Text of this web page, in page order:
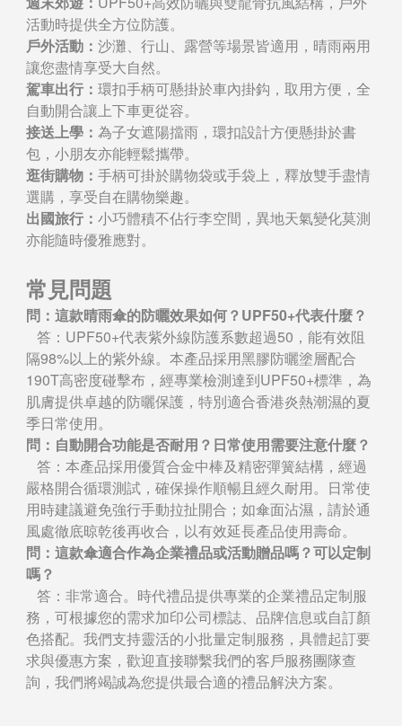
活動時提供全方位防護。
戶外活動： 沙灘、行山、露營等場景皆適用，晴雨兩用
讓您盡情享受大自然。
駕車出行： 環扣手柄可懸掛於車內掛鈎，取用方便，全
自動開合讓上下車更從容。
接送上學： 為子女遮陽擋雨，環扣設計方便懸掛於書
包，小朋友亦能輕鬆攜帶。
逛街購物： 手柄可掛於購物袋或手袋上，釋放雙手盡情
選購，享受自在購物樂趣。
出國旅行： 小巧體積不佔行李空間，異地天氣變化莫測
亦能隨時優雅應對。
常見問題
問：這款晴雨傘的防曬效果如何？UPF50+代表什麼？
答：UPF50+代表紫外線防護系數超過50，能有效阻
隔98%以上的紫外線。本產品採用黑膠防曬塗層配合
190T高密度碰擊布，經專業檢測達到UPF50+標準，為
肌膚提供卓越的防曬保護，特別適合香港炎熱潮濕的夏
季日常使用。
問：自動開合功能是否耐用？日常使用需要注意什麼？
答：本產品採用優質合金中棒及精密彈簧結構，經過
嚴格開合循環測試，確保操作順暢且經久耐用。日常使
用時建議避免強行手動拉扯開合；如傘面沾濕，請於通
風處徹底晾乾後再收合，以有效延長產品使用壽命。
問：這款傘適合作為企業禮品或活動贈品嗎？可以定制
嗎？
答：非常適合。時代禮品提供專業的企業禮品定制服
務，可根據您的需求加印公司標誌、品牌信息或自訂顏
色搭配。我們支持靈活的小批量定制服務，具體起訂要
求與優惠方案，歡迎直接聯繫我們的客戶服務團隊查
詢，我們將竭誠為您提供最合適的禮品解決方案。